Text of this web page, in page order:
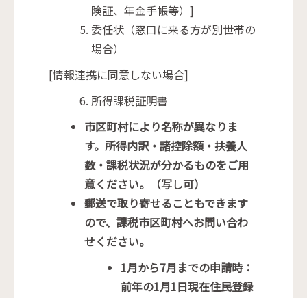
険証、年金手帳等）]
委任状（窓口に来る方が別世帯の
場合）
[情報連携に同意しない場合]
所得課税証明書
市区町村により名称が異なりま
す。所得内訳・諸控除額・扶養人
数・課税状況が分かるものをご用
意ください。（写し可）
郵送で取り寄せることもできます
ので、課税市区町村へお問い合わ
せください。
1月から7月までの申請時：
前年の1月1日現在住民登録